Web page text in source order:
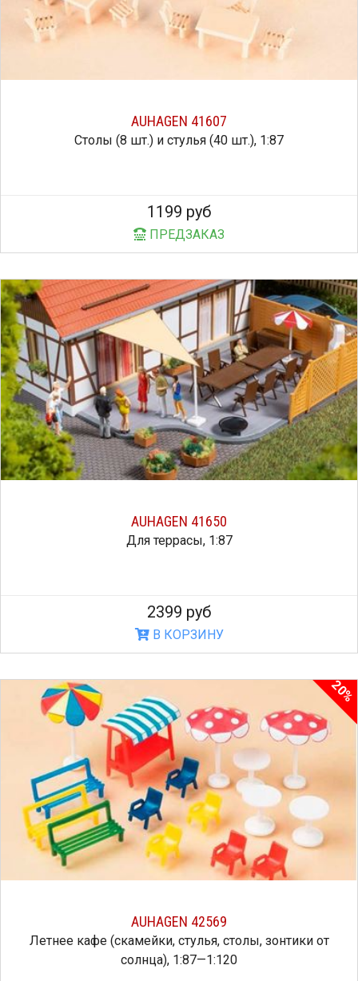
AUHAGEN 41607
Столы (8 шт.) и стулья (40 шт.), 1:87
1199 руб
ПРЕДЗАКАЗ
AUHAGEN 41650
Для террасы, 1:87
2399 руб
В КОРЗИНУ
AUHAGEN 42569
Летнее кафе (скамейки, стулья, столы, зонтики от
солнца), 1:87—1:120
20%